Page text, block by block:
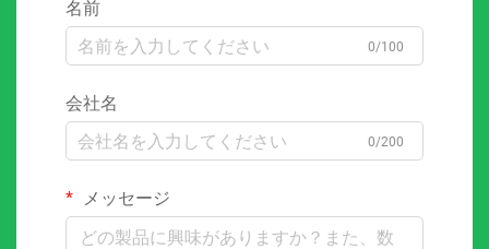
名前
0/100
会社名
0/200
メッセージ